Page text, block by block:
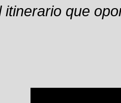
itinerario que